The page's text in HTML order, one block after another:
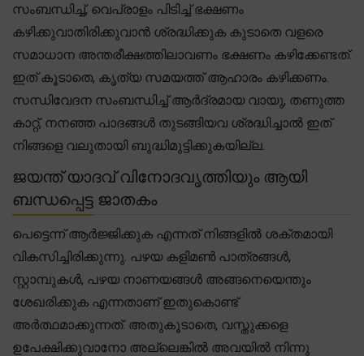
സംബന്ധിച്ച്, വെപ്രാളം പിടിച്ച് ഭക്ഷണം
കഴിക്കുവാതിരിക്കുവാൻ ശ്രദ്ധിക്കുക കുടാതെ വളരെ
സമാധാന അന്തരീക്ഷത്തിലാവണം ഭക്ഷണം കഴിക്കേണ്ടത്.
ഇത് കൂടാതെ, കൃത്യ സമയത്ത് ആഹാരം കഴിക്കണം.
സന്ധിവേദന സംബന്ധിച്ച് ആർദ്രമായ വായു, തണുത്ത
കാറ്റ്, നനഞ്ഞ പാദങ്ങൾ തുടങ്ങിയവ ശ്രദ്ധിച്ചാൽ ഇത്
നിങ്ങളെ വലുതായി ബുദ്ധിമുട്ടിക്കുകയില്ല.
ജയന്ത് യാദവ് വിനോദവൃത്തിയും ആയി
ബന്ധപ്പെട്ട ജാതകം
പെട്ടെന്ന് ആർജ്ജിക്കുക എന്നത് നിങ്ങളിൽ ശക്തമായി
വികസിച്ചിരിക്കുന്നു. പഴയ കളിമൺ പാത്രങ്ങൾ,
സ്റ്റാമ്പുകൾ, പഴയ നാണയങ്ങൾ അങ്ങനെയെന്തും
ശേഖരിക്കുക എന്നതാണ് ഇതുകൊണ്ട്
അർത്ഥമാക്കുന്നത്. അതുകൂടാതെ, വസ്തുക്കളെ
ഉപേക്ഷിക്കുവാനോ അല്ലെങ്കിൽ അവയിൽ നിന്നു